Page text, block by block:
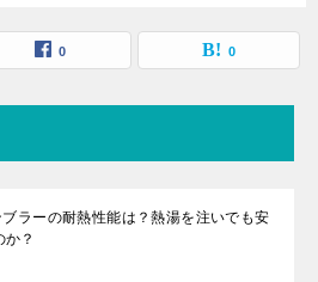
0 0
ラーの耐熱性能は？熱湯を注いでも安
？